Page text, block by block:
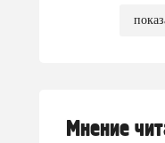
Мнение